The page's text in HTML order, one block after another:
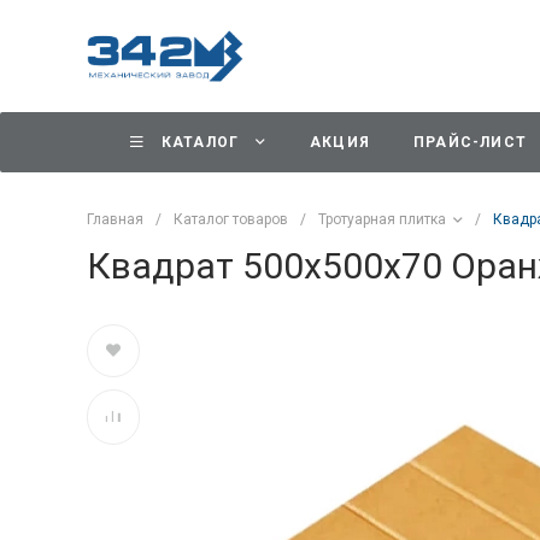
КАТАЛОГ АКЦИЯ ПРАЙС-ЛИСТ
Главная / Каталог товаров / Тротуарная плитка /
Квадрат 500х500х70